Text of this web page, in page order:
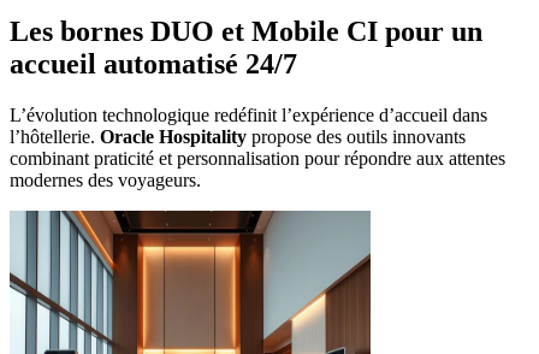
Les bornes DUO et Mobile CI pour un
accueil automatisé 24/7
L’évolution technologique redéfinit l’expérience d’accueil dans
l’hôtellerie. Oracle Hospitality propose des outils innovants
combinant praticité et personnalisation pour répondre aux attentes
modernes des voyageurs.